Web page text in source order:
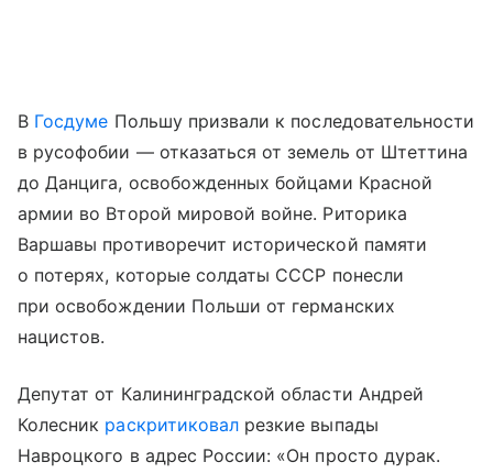
В Госдуме Польшу призвали к последовательности
в русофобии — отказаться от земель от Штеттина
до Данцига, освобожденных бойцами Красной
армии во Второй мировой войне. Риторика
Варшавы противоречит исторической памяти
о потерях, которые солдаты СССР понесли
при освобождении Польши от германских
нацистов.
Депутат от Калининградской области Андрей
Колесник раскритиковал резкие выпады
Навроцкого в адрес России: «Он просто дурак.